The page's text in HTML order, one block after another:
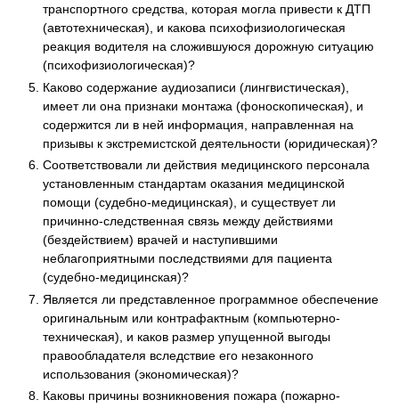
транспортного средства, которая могла привести к ДТП
(автотехническая), и какова психофизиологическая
реакция водителя на сложившуюся дорожную ситуацию
(психофизиологическая)?
Каково содержание аудиозаписи (лингвистическая),
имеет ли она признаки монтажа (фоноскопическая), и
содержится ли в ней информация, направленная на
призывы к экстремистской деятельности (юридическая)?
Соответствовали ли действия медицинского персонала
установленным стандартам оказания медицинской
помощи (судебно-медицинская), и существует ли
причинно-следственная связь между действиями
(бездействием) врачей и наступившими
неблагоприятными последствиями для пациента
(судебно-медицинская)?
Является ли представленное программное обеспечение
оригинальным или контрафактным (компьютерно-
техническая), и каков размер упущенной выгоды
правообладателя вследствие его незаконного
использования (экономическая)?
Каковы причины возникновения пожара (пожарно-